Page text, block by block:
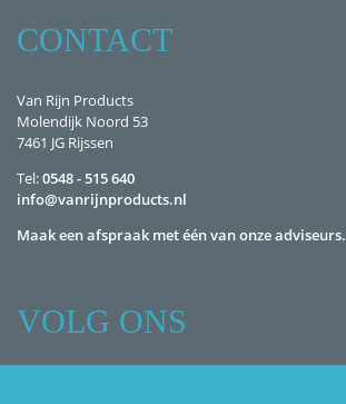
CONTACT
Van Rijn Products
Molendijk Noord 53
7461 JG Rijssen
Tel:0548 - 515 640
info@vanrijnproducts.nl
Maak een afspraak met één van onze adviseurs.
VOLG ONS